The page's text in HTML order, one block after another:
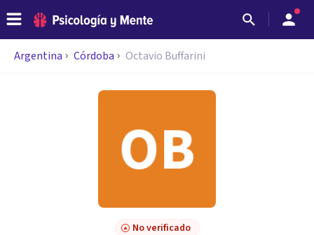
Argentina Córdoba Octavio Buffarini
No verificado